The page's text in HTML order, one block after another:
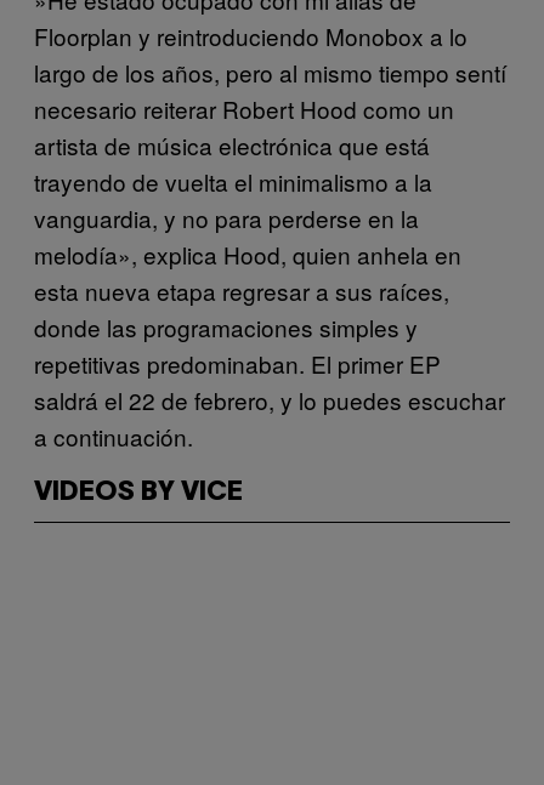
Floorplan y reintroduciendo Monobox a lo
largo de los años, pero al mismo tiempo sentí
necesario reiterar Robert Hood como un
artista de música electrónica que está
trayendo de vuelta el minimalismo a la
vanguardia, y no para perderse en la
melodía», explica Hood, quien anhela en
esta nueva etapa regresar a sus raíces,
donde las programaciones simples y
repetitivas predominaban. El primer EP
saldrá el 22 de febrero, y lo puedes escuchar
a continuación.
VIDEOS BY VICE